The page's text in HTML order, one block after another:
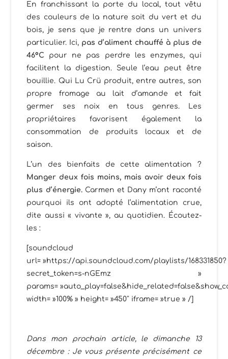
En franchissant la porte du local, tout vêtu
des couleurs de la nature soit du vert et du
bois, je sens que je rentre dans un univers
particulier. Ici, pas d’aliment chauffé à plus de
46°C pour ne pas perdre les enzymes, qui
facilitent la digestion. Seule l’eau peut être
bouillie. Qui Lu Crü produit, entre autres, son
propre fromage au lait d’amande et fait
germer ses noix en tous genres. Les
propriétaires favorisent également la
consommation de produits locaux et de
saison.
L’un des bienfaits de cette alimentation ?
Manger deux fois moins, mais avoir deux fois
plus d’énergie.Carmen et Dany m’ont raconté
pourquoi ils ont adopté l’alimentation crue,
dite aussi « vivante », au quotidien. Écoutez-
les :
[soundcloud
url= »https://api.soundcloud.com/playlists/168331850?
secret_token=s-nGEmz »
params=
width= »100% » height= »450″ iframe= »true » /]
Dans mon prochain article, le dimanche 13
décembre : Je vous présente précisément ce